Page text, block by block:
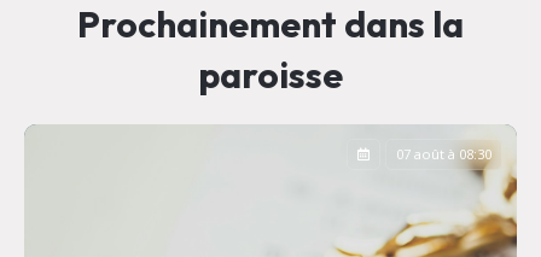
Prochainement dans la
paroisse
07 août à 08:30